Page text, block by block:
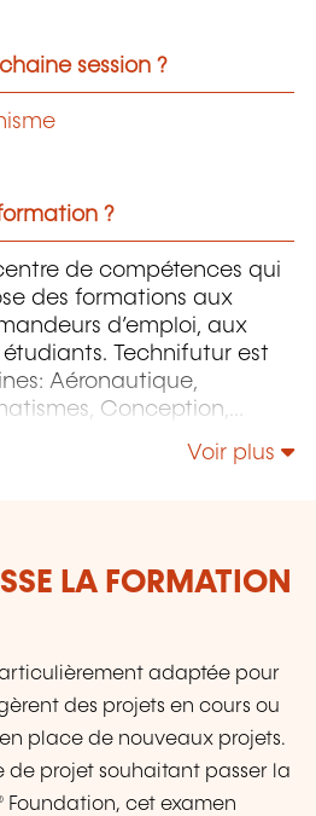
session ?
?
de compétences qui
des formations aux
d’emploi, aux
Technifutur est
Aéronautique,
Conception,
Image et Multimédia,
Mesures et
Voir plus
LA FORMATION
adaptée pour
des projets en cours ou
place de nouveaux projets.
de projet souhaitant passer la
cet examen